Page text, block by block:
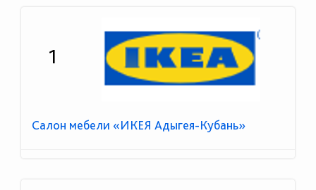
1
Салон мебели «ИКЕЯ Адыгея-Кубань»